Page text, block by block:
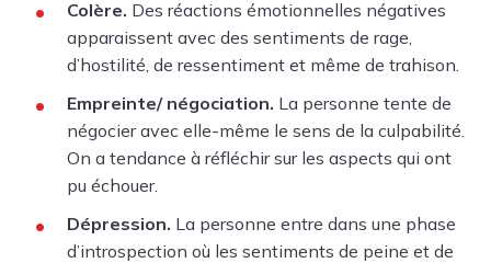
Colère. Des réactions émotionnelles négatives
apparaissent avec des sentiments de rage,
d’hostilité, de ressentiment et même de trahison.
Empreinte/ négociation. La personne tente de
négocier avec elle-même le sens de la culpabilité.
On a tendance à réfléchir sur les aspects qui ont
pu échouer.
Dépression. La personne entre dans une phase
d’introspection où les sentiments de peine et de